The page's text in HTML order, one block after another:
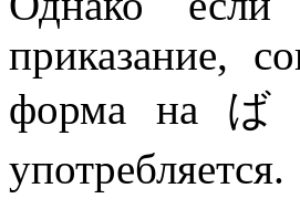
приказание,
форма на